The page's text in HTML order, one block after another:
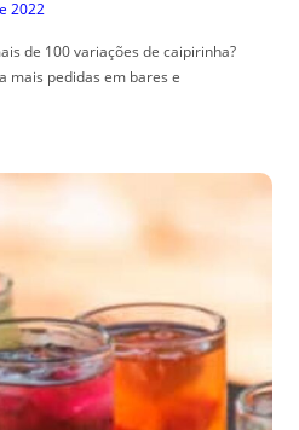
2022
de 100 variações de caipirinha?
mais pedidas em bares e